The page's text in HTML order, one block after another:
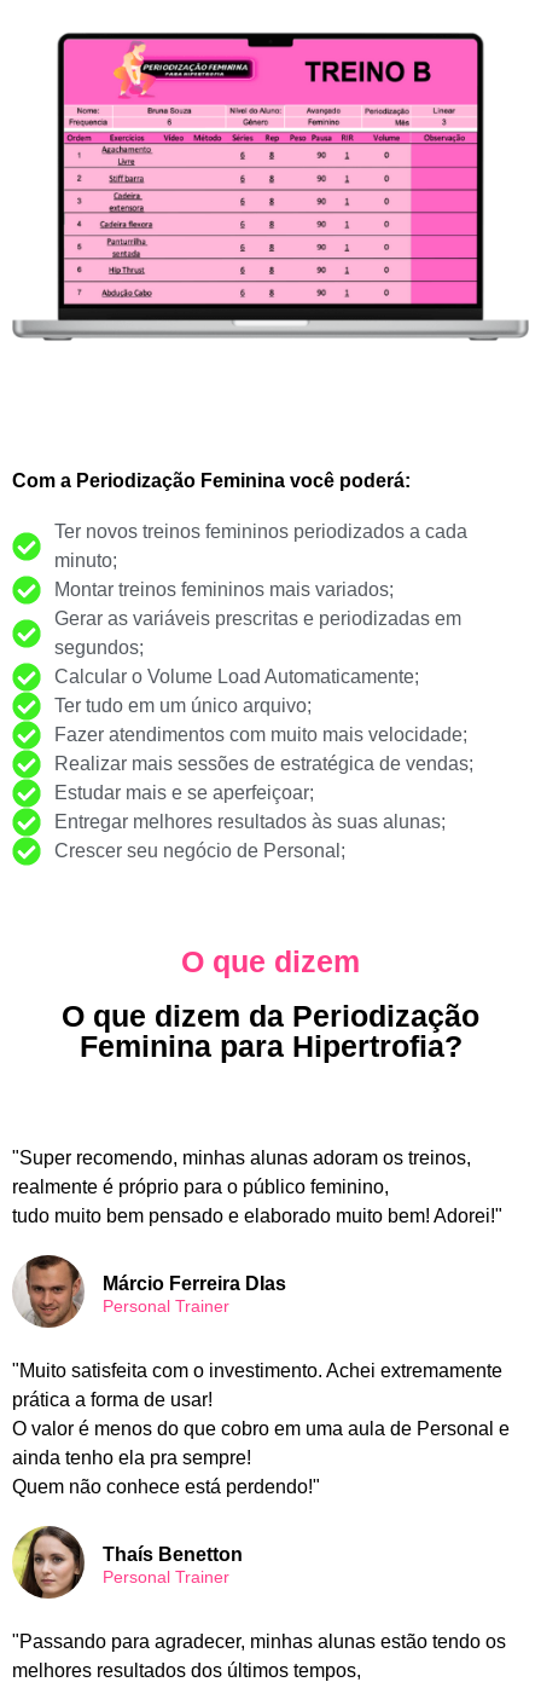
Com a Periodização Feminina você poderá:
Ter novos treinos femininos periodizados a cada
minuto;
Montar treinos femininos mais variados;
Gerar as variáveis prescritas e periodizadas em
segundos;
Calcular o Volume Load Automaticamente;
Ter tudo em um único arquivo;
Fazer atendimentos com muito mais velocidade;
Realizar mais sessões de estratégica de vendas;
Estudar mais e se aperfeiçoar;
Entregar melhores resultados às suas alunas;
Crescer seu negócio de Personal;
O que dizem
O que dizem da Periodização
Feminina para Hipertrofia?
"Super recomendo, minhas alunas adoram os treinos,
realmente é próprio para o público feminino,
tudo muito bem pensado e elaborado muito bem! Adorei!"
Márcio Ferreira DIas
Personal Trainer
"Muito satisfeita com o investimento. Achei extremamente
prática a forma de usar!
O valor é menos do que cobro em uma aula de Personal e
ainda tenho ela pra sempre!
Quem não conhece está perdendo!"
Thaís Benetton
Personal Trainer
"Passando para agradecer, minhas alunas estão tendo os
melhores resultados dos últimos tempos,